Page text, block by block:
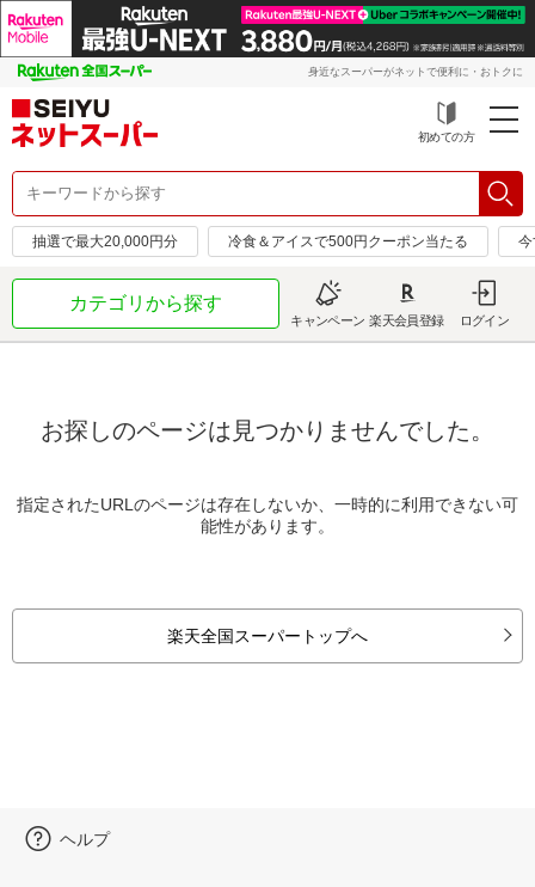
身近なスーパーがネットで便利に・おトクに
初めての方
抽選で最大20,000円分 冷食＆アイスで500円クーポン当たる
カテゴリから探す
キャンペーン 楽天会員登録 ログイン
お探しのページは見つかりませんでした。
指定されたURLのページは存在しないか、一時的に利用できない可
能性があります。
楽天全国スーパートップへ
ヘルプ